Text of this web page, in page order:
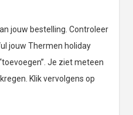
jouw bestelling. Controleer
jouw Thermen holiday
Je ziet meteen
Klik vervolgens op